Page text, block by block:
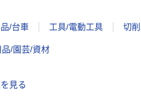
/台車 工具/電動工具 切
品/園芸/資材
見る